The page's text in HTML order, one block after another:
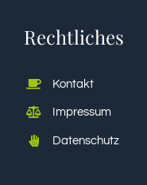
Rechtliches
Kontakt
Impressum
Datenschutz